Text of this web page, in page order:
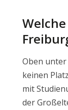
Oben unter
keinen
mit
der